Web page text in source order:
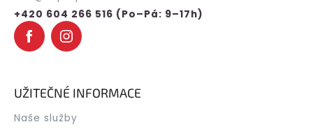
+420 604 266 516 (Po–Pá: 9–17h)
UŽITEČNÉ INFORMACE
Naše služby